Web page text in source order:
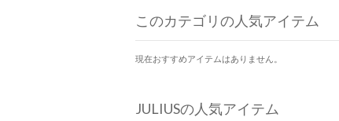
このカテゴリの人気アイテム
現在おすすめアイテムはありません。
JULIUSの人気アイテム